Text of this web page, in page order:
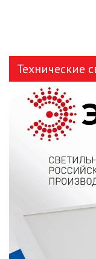
Технические